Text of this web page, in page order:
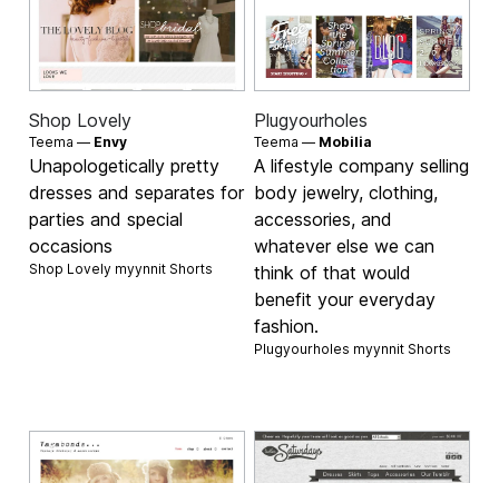
Shop Lovely
Teema — Envy
Unapologetically pretty
dresses and separates for
parties and special
occasions
Shop Lovely myynnit Shorts
Plugyourholes
Teema — Mobilia
A lifestyle company selling
body jewelry, clothing,
accessories, and
whatever else we can
think of that would
benefit your everyday
fashion.
Plugyourholes myynnit Shorts